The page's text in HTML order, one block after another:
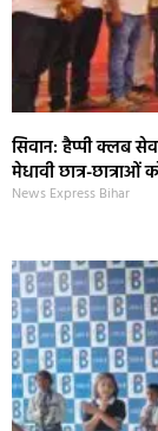
सिवान: हैप्पी क्लब
मेधावी छात्र-
News Express Bihar